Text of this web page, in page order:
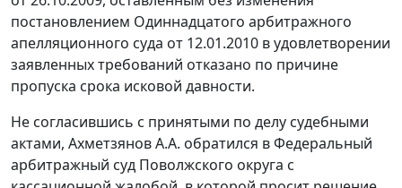
постановлением Одиннадцатого арбитражного
апелляционного суда от 12.01.2010 в удовлетворении
заявленных требований отказано по причине
пропуска срока исковой давности.
Не согласившись с принятыми по делу судебными
актами, Ахметзянов А.А. обратился в Федеральный
арбитражный суд Поволжского округа с